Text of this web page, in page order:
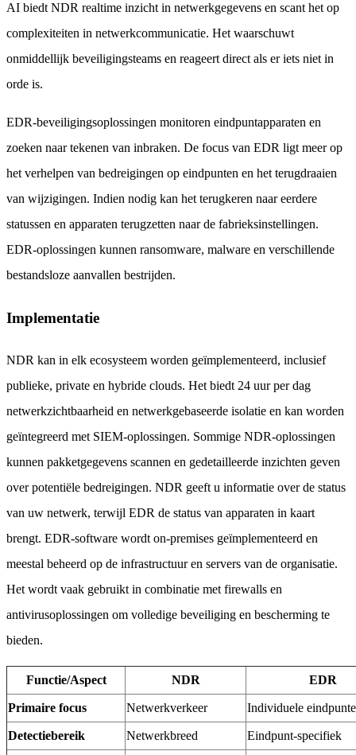
AI biedt NDR realtime inzicht in netwerkgegevens en scant het op
complexiteiten in netwerkcommunicatie. Het waarschuwt
onmiddellijk beveiligingsteams en reageert direct als er iets niet in
orde is.
EDR-beveiligingsoplossingen monitoren eindpuntapparaten en
zoeken naar tekenen van inbraken. De focus van EDR ligt meer op
het verhelpen van bedreigingen op eindpunten en het terugdraaien
van wijzigingen. Indien nodig kan het terugkeren naar eerdere
statussen en apparaten terugzetten naar de fabrieksinstellingen.
EDR-oplossingen kunnen ransomware, malware en verschillende
bestandsloze aanvallen bestrijden.
Implementatie
NDR kan in elk ecosysteem worden geïmplementeerd, inclusief
publieke, private en hybride clouds. Het biedt 24 uur per dag
netwerkzichtbaarheid en netwerkgebaseerde isolatie en kan worden
geïntegreerd met SIEM-oplossingen. Sommige NDR-oplossingen
kunnen pakketgegevens scannen en gedetailleerde inzichten geven
over potentiële bedreigingen. NDR geeft u informatie over de status
van uw netwerk, terwijl EDR de status van apparaten in kaart
brengt. EDR-software wordt on-premises geïmplementeerd en
meestal beheerd op de infrastructuur en servers van de organisatie.
Het wordt vaak gebruikt in combinatie met firewalls en
antivirusoplossingen om volledige beveiliging en bescherming te
bieden.
Functie/Aspect NDR EDR
Primaire focus Netwerkverkeer Individuele
Detectiebereik Netwerkbreed Eindpunt-specifiek